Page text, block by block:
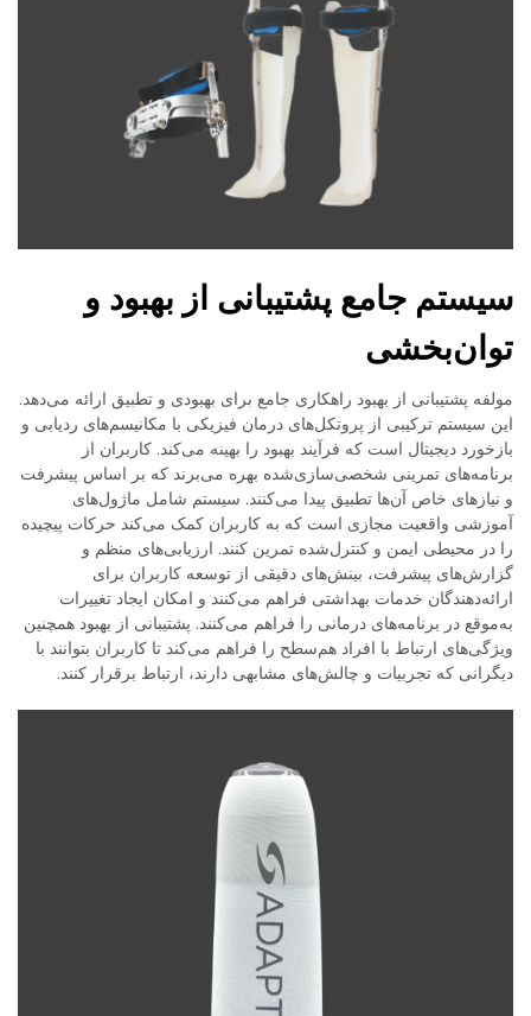
سیستم جامع پشتیبانی از بهبود و
توان‌بخشی
مولفه پشتیبانی از بهبود راهکاری جامع برای بهبودی و تطبیق ارائه می‌دهد.
این سیستم ترکیبی از پروتکل‌های درمان فیزیکی با مکانیسم‌های ردیابی و
بازخورد دیجیتال است که فرآیند بهبود را بهینه می‌کند. کاربران از
برنامه‌های تمرینی شخصی‌سازی‌شده بهره می‌برند که بر اساس پیشرفت
و نیازهای خاص آن‌ها تطبیق پیدا می‌کنند. سیستم شامل ماژول‌های
آموزشی واقعیت مجازی است که به کاربران کمک می‌کند حرکات پیچیده
را در محیطی ایمن و کنترل‌شده تمرین کنند. ارزیابی‌های منظم و
گزارش‌های پیشرفت، بینش‌های دقیقی از توسعه کاربران برای
ارائه‌دهندگان خدمات بهداشتی فراهم می‌کنند و امکان ایجاد تغییرات
به‌موقع در برنامه‌های درمانی را فراهم می‌کنند. پشتیبانی از بهبود همچنین
ویژگی‌های ارتباط با افراد هم‌سطح را فراهم می‌کند تا کاربران بتوانند با
دیگرانی که تجربیات و چالش‌های مشابهی دارند، ارتباط برقرار کنند.